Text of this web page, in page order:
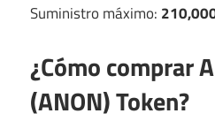
Suministro máximo:
¿Cómo comprar
(ANON) Token?